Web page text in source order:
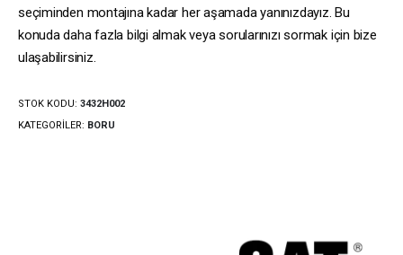
seçiminden montajına kadar her aşamada yanınızdayız. Bu
konuda daha fazla bilgi almak veya sorularınızı sormak için bize
ulaşabilirsiniz.
STOK KODU: 3432H002
KATEGORILER: BORU